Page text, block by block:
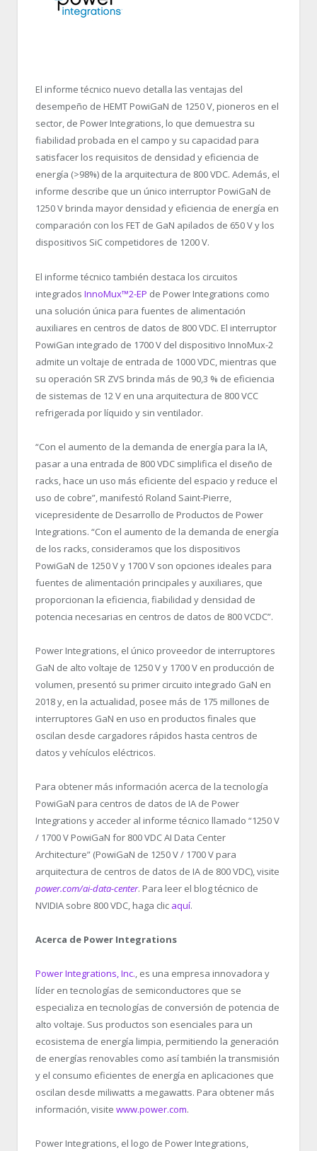
El informe técnico nuevo detalla las ventajas del
desempeño de HEMT PowiGaN de 1250 V, pioneros en el
sector, de Power Integrations, lo que demuestra su
fiabilidad probada en el campo y su capacidad para
satisfacer los requisitos de densidad y eficiencia de
energía (>98%) de la arquitectura de 800 VDC. Además, el
informe describe que un único interruptor PowiGaN de
1250 V brinda mayor densidad y eficiencia de energía en
comparación con los FET de GaN apilados de 650 V y los
dispositivos SiC competidores de 1200 V.
El informe técnico también destaca los circuitos
integrados InnoMux™2-EP de Power Integrations como
una solución única para fuentes de alimentación
auxiliares en centros de datos de 800 VDC. El interruptor
PowiGan integrado de 1700 V del dispositivo InnoMux-2
admite un voltaje de entrada de 1000 VDC, mientras que
su operación SR ZVS brinda más de 90,3 % de eficiencia
de sistemas de 12 V en una arquitectura de 800 VCC
refrigerada por líquido y sin ventilador.
“Con el aumento de la demanda de energía para la IA,
pasar a una entrada de 800 VDC simplifica el diseño de
racks, hace un uso más eficiente del espacio y reduce el
uso de cobre”, manifestó Roland Saint-Pierre,
vicepresidente de Desarrollo de Productos de Power
Integrations. “Con el aumento de la demanda de energía
de los racks, consideramos que los dispositivos
PowiGaN de 1250 V y 1700 V son opciones ideales para
fuentes de alimentación principales y auxiliares, que
proporcionan la eficiencia, fiabilidad y densidad de
potencia necesarias en centros de datos de 800 VCDC”.
Power Integrations, el único proveedor de interruptores
GaN de alto voltaje de 1250 V y 1700 V en producción de
volumen, presentó su primer circuito integrado GaN en
2018 y, en la actualidad, posee más de 175 millones de
interruptores GaN en uso en productos finales que
oscilan desde cargadores rápidos hasta centros de
datos y vehículos eléctricos.
Para obtener más información acerca de la tecnología
PowiGaN para centros de datos de IA de Power
Integrations y acceder al informe técnico llamado “1250 V
/ 1700 V PowiGaN for 800 VDC AI Data Center
Architecture” (PowiGaN de 1250 V / 1700 V para
arquitectura de centros de datos de IA de 800 VDC), visite
power.com/ai-data-center. Para leer el blog técnico de
NVIDIA sobre 800 VDC, haga clic aquí.
Acerca de Power Integrations
Power Integrations, Inc., es una empresa innovadora y
líder en tecnologías de semiconductores que se
especializa en tecnologías de conversión de potencia de
alto voltaje. Sus productos son esenciales para un
ecosistema de energía limpia, permitiendo la generación
de energías renovables como así también la transmisión
y el consumo eficientes de energía en aplicaciones que
oscilan desde miliwatts a megawatts. Para obtener más
información, visite www.power.com.
Power Integrations, el logo de Power Integrations,